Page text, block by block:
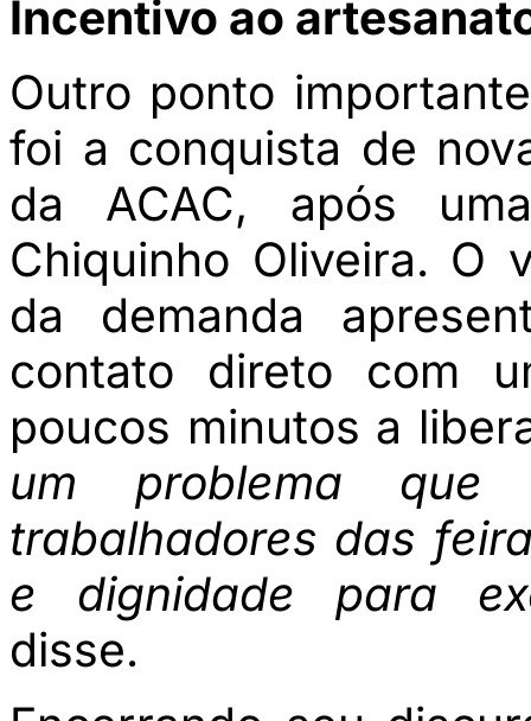
Incentivo ao
Outro ponto
foi a conquista de
da ACAC, após
Chiquinho Oliveira. O
da demanda
contato direto com
poucos minutos a
um problema
trabalhadores das
e dignidade para
disse.